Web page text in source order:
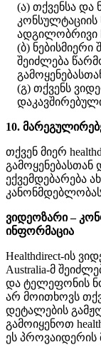
(ა) თქვენსა და
კონსულტაციის
ადგილობრივი
(ბ) ნებისმიერი შ
შეიძლება წარმ
გამოყენებასთა
(გ) თქვენს ვიდე
დაკავშირებულ
10. მარეგულირებ
თქვენ მიერ
გამოყენებასთან
ექვემდებარება ახ
კანონმდებლობა
ვიდეოზარი – კონ
ინფორმაცია
Healthdirect-ის ვიდ
Australia-მ შეიძლე
და ტელეფონის ნ
არ მოითხოვს თქ
დეტალების გამჟ
გამოიყენოთ
ეს პროვაიდერის